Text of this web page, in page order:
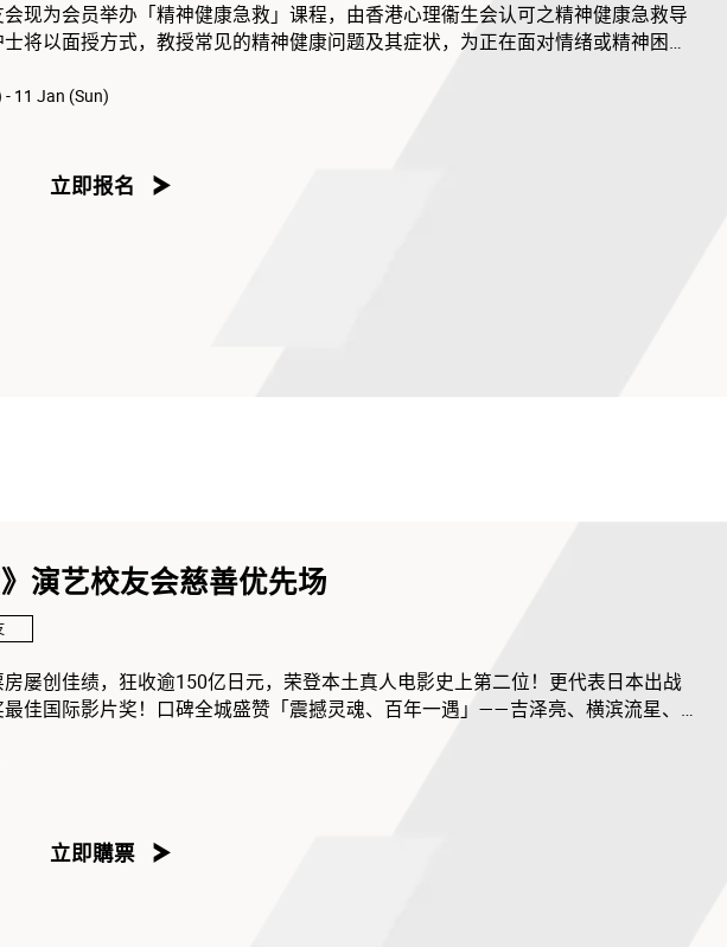
现为会员举办「精神健康急救」课程，由香港心理衞生会认可之精神健康急救导
将以面授方式，教授常见的精神健康问题及其症状，为正在面对情绪或精神困扰
整个课程（ 16小时）之学员更可获颁由香港心理衞生会发出之「精神健康急救」课
11 Jan (Sun)
立即报名
演艺校友会慈善优先场
房屡创佳绩，狂收逾150亿日元，荣登本土真人电影史上第二位！更代表日本出战
佳国际影片奖！口碑全城盛赞「震撼灵魂、百年一遇」——吉泽亮、横滨流星、
粤剧界著名男（花）旦菊紫云（王侯伟）举行别具意义的影后谈，一起讨论日本
立即購票